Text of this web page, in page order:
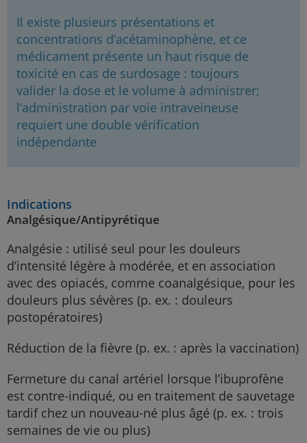
Il existe plusieurs présentations et
concentrations d’acétaminophène, et ce
médicament présente un haut risque de
toxicité en cas de surdosage : toujours
valider la dose et le volume à administrer;
l’administration par voie intraveineuse
requiert une double vérification
indépendante
Indications
Analgésique/Antipyrétique
Analgésie : utilisé seul pour les douleurs
d’intensité légère à modérée, et en association
avec des opiacés, comme coanalgésique, pour les
douleurs plus sévères (p. ex. : douleurs
postopératoires)
Réduction de la fièvre (p. ex. : après la vaccination)
Fermeture du canal artériel lorsque l’ibuprofène
est contre-indiqué, ou en traitement de sauvetage
tardif chez un nouveau-né plus âgé (p. ex. : trois
semaines de vie ou plus)